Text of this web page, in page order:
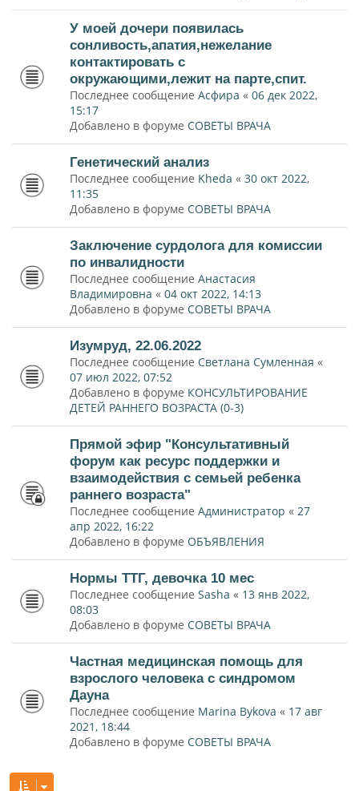
У моей дочери появилась
сонливость,апатия,нежелание
контактировать с
окружающими,лежит на парте,спит.
Последнее сообщение Асфира « 06 дек 2022,
15:17
Добавлено в форуме СОВЕТЫ ВРАЧА
Генетический анализ
Последнее сообщение Kheda « 30 окт 2022,
11:35
Добавлено в форуме СОВЕТЫ ВРАЧА
Заключение сурдолога для комиссии
по инвалидности
Последнее сообщение Анастасия
Владимировна « 04 окт 2022, 14:13
Добавлено в форуме СОВЕТЫ ВРАЧА
Изумруд, 22.06.2022
Последнее сообщение Светлана Сумленная «
07 июл 2022, 07:52
Добавлено в форуме КОНСУЛЬТИРОВАНИЕ
ДЕТЕЙ РАННЕГО ВОЗРАСТА (0-3)
Прямой эфир "Консультативный
форум как ресурс поддержки и
взаимодействия с семьей ребенка
раннего возраста"
Последнее сообщение Администратор « 27
апр 2022, 16:22
Добавлено в форуме ОБЪЯВЛЕНИЯ
Нормы ТТГ, девочка 10 мес
Последнее сообщение Sasha « 13 янв 2022,
08:03
Добавлено в форуме СОВЕТЫ ВРАЧА
Частная медицинская помощь для
взрослого человека с синдромом
Дауна
Последнее сообщение Marina Bykova « 17 авг
2021, 18:44
Добавлено в форуме СОВЕТЫ ВРАЧА